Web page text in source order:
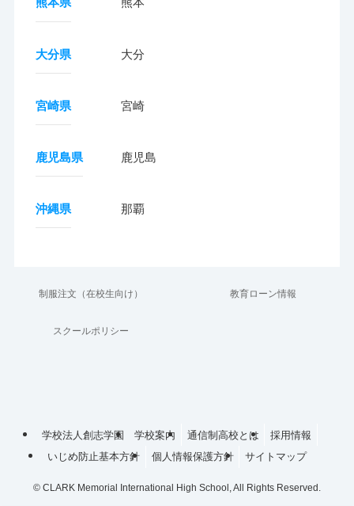
大分県 大分
宮崎県 宮崎
鹿児島県 鹿児島
沖縄県 那覇
制服注文（在校生向け） 教育ローン情報
スクールポリシー
学校法人創志学園 学校案内 通信制高校とは
採用情報
いじめ防止基本方針
個人情報保護方針 サイトマップ
© CLARK Memorial International High School, All Rights Reserved.